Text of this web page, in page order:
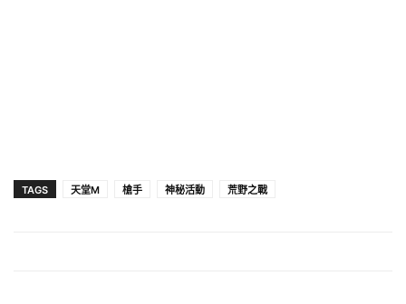
TAGS 天堂M 槍手 神秘活動 荒野之戰